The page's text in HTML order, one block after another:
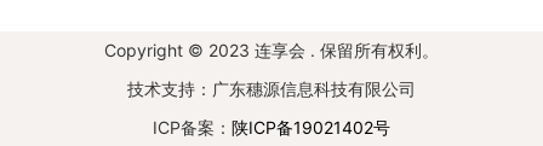
Copyright © 2023 连享会 . 保留所有权利。
技术支持：广东穗源信息科技有限公司
ICP备案： 陕ICP备19021402号